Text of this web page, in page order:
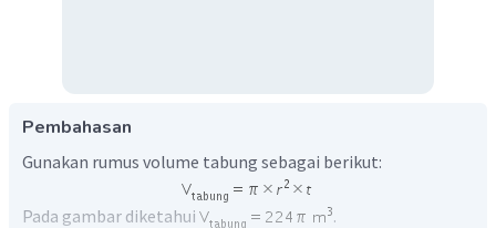
Pembahasan
Gunakan rumus volume tabung sebagai berikut:
Pada gambar diketahui
.